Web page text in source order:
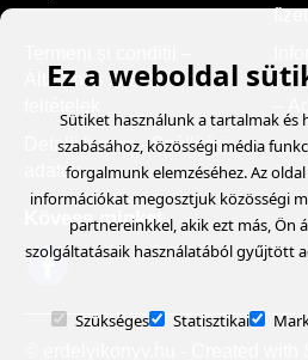
Általános szerződési
Detalii livrare - Szállítási
adatok
Kövess minket
Ez a weboldal
Sütiket használunk a tartalmak és
szabásához, közösségi média
forgalmunk elemzéséhez. Az
információkat megosztjuk közösségi
partnereinkkel, akik ezt más, Ön
szolgáltatásaik használatából gyűjtött
Szükséges Statisztikai